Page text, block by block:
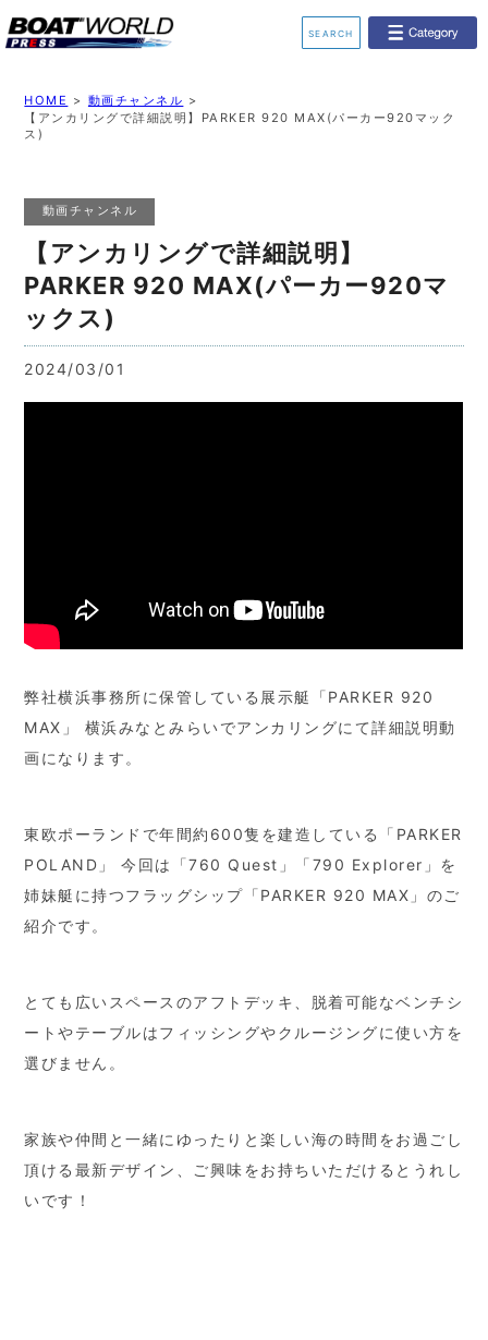
SEARCH
業界ニュース
ジェットスキー
動画チャンネル リクルート
HOME > 動画チャンネル >
【アンカリングで詳細説明】PARKER 920 MAX(パーカー920マック
ス)
動画チャンネル
【アンカリングで詳細説明】
PARKER 920 MAX(パーカー920マ
ックス)
2024/03/01
弊社横浜事務所に保管している展示艇「PARKER 920
MAX」 横浜みなとみらいでアンカリングにて詳細説明動
画になります。
東欧ポーランドで年間約600隻を建造している「PARKER
POLAND」 今回は「760 Quest」「790 Explorer」を
姉妹艇に持つフラッグシップ「PARKER 920 MAX」のご
紹介です。
とても広いスペースのアフトデッキ、脱着可能なベンチシ
ートやテーブルはフィッシングやクルージングに使い方を
選びません。
家族や仲間と一緒にゆったりと楽しい海の時間をお過ごし
頂ける最新デザイン、ご興味をお持ちいただけるとうれし
いです！